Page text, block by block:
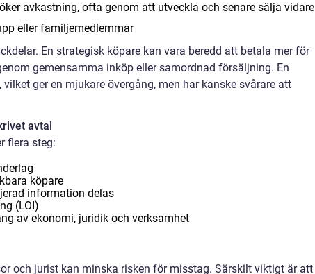
avkastning, ofta genom att utveckla och senare sälja vidare
eller familjemedlemmar
En strategisk köpare kan vara beredd att betala mer för
gemensamma inköp eller samordnad försäljning. En
ger en mjukare övergång, men har kanske svårare att
avtal
flera steg:
köpare
information delas
(LOI)
av ekonomi, juridik och verksamhet
och jurist kan minska risken för misstag. Särskilt viktigt är att